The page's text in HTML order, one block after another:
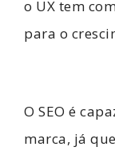
o UX tem
para o
O SEO é
marca, já